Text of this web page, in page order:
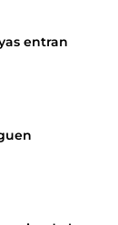
entran